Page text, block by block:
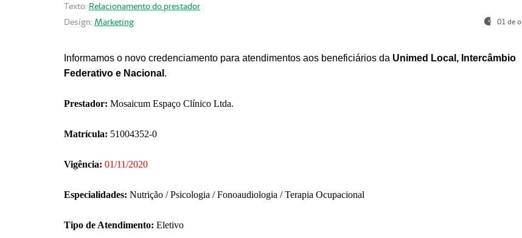
Texto: Relacionamento do prestador
Design: Marketing 01 de
Informamos o novo credenciamento para atendimentos aos beneficiários da Unimed Local, Intercâmbio
Federativo e Nacional .
Prestador: Mosaicum Espaço Clínico Ltda.
Matrícula: 51004352-0
Vigência: 01/11/2020
Especialidades: Nutrição / Psicologia / Fonoaudiologia / Terapia Ocupacional
Tipo de Atendimento: Eletivo